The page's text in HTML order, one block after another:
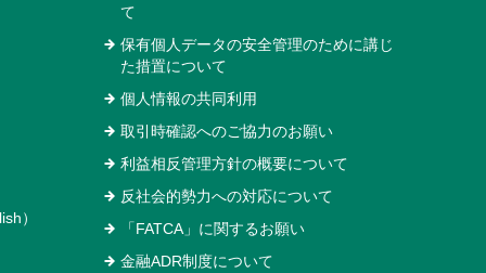
）
て
保有個人データの安全管理のために講じ
た措置について
個人情報の共同利用
取引時確認へのご協力のお願い
利益相反管理方針の概要について
反社会的勢力への対応について
「FATCA」に関するお願い
金融ADR制度について